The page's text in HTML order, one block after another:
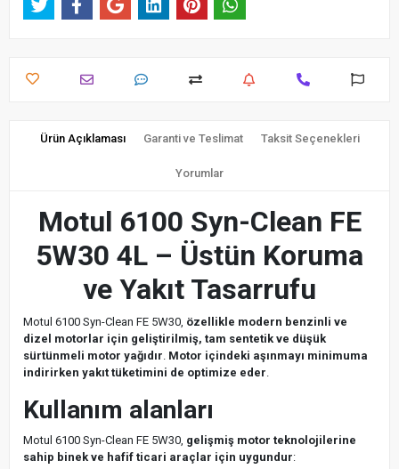
Ürün Açıklaması Garanti ve Teslimat Taksit Seçenekleri
Yorumlar
Motul 6100 Syn-Clean FE
5W30 4L – Üstün Koruma
ve Yakıt Tasarrufu
Motul 6100 Syn-Clean FE 5W30, özellikle modern benzinli ve
dizel motorlar için geliştirilmiş, tam sentetik ve düşük
sürtünmeli motor yağıdır. Motor içindeki aşınmayı minimuma
indirirken yakıt tüketimini de optimize eder.
Kullanım alanları
Motul 6100 Syn-Clean FE 5W30, gelişmiş motor teknolojilerine
sahip binek ve hafif ticari araçlar için uygundur: